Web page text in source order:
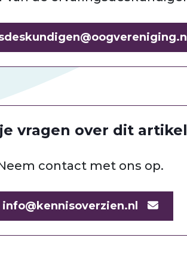
vragen over dit
contact met ons op.
info@kennisoverzien.nl